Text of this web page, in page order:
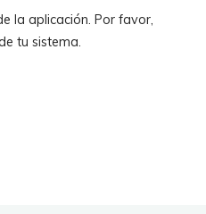
la aplicación. Por favor,
tu sistema.